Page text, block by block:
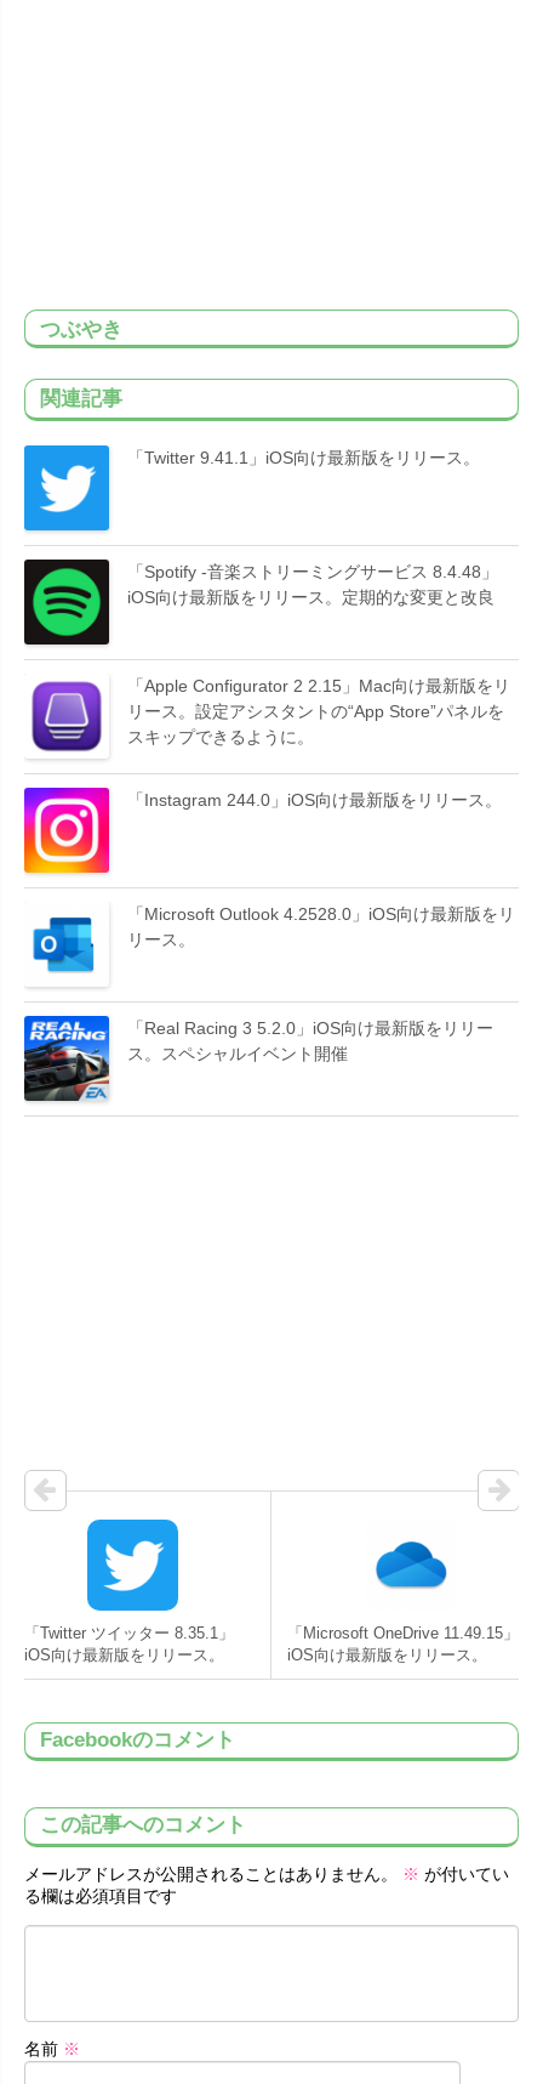
つぶやき
関連記事
「Twitter 9.41.1」iOS向け最新版をリリース。
「Spotify -音楽ストリーミングサービス 8.4.48」
iOS向け最新版をリリース。定期的な変更と改良
「Apple Configurator 2 2.15」Mac向け最新版をリ
リース。設定アシスタントの“App Store”パネルを
スキップできるように。
「Instagram 244.0」iOS向け最新版をリリース。
「Microsoft Outlook 4.2528.0」iOS向け最新版をリ
リース。
「Real Racing 3 5.2.0」iOS向け最新版をリリー
ス。スペシャルイベント開催
「Twitter ツイッター 8.35.1」
iOS向け最新版をリリース。
「Microsoft OneDrive 11.49.15」
iOS向け最新版をリリース。
Facebookのコメント
この記事へのコメント
メールアドレスが公開されることはありません。 ※ が付いてい
る欄は必須項目です
名前 ※